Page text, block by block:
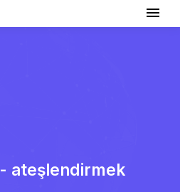
آتشلندیرمك - ateşlendirmek